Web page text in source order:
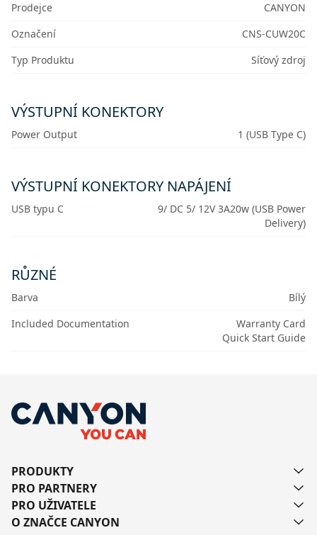
Prodejce
CANYON
Označení
CNS-CUW20C
Typ Produktu
Síťový zdroj
VÝSTUPNÍ KONEKTORY
Power Output 1 (USB Type C)
VÝSTUPNÍ KONEKTORY NAPÁJENÍ
USB typu C
9/ DC 5/ 12V 3A20w (USB Power
Delivery)
RŮZNÉ
Barva
Bílý
Included Documentation
Warranty Card
Quick Start Guide
PRODUKTY
PRO PARTNERY
PRO UŽIVATELE
O ZNAČCE CANYON